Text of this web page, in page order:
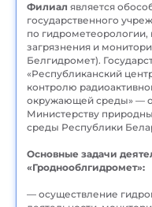
Филиал является
государственного
по гидрометеорологии,
загрязнения и
Белгидромет).
«Республиканский
контролю
окружающей среды» —
Министерству
среды Республики
Основные задачи
«Гроднооблгидромет»:
— осуществление